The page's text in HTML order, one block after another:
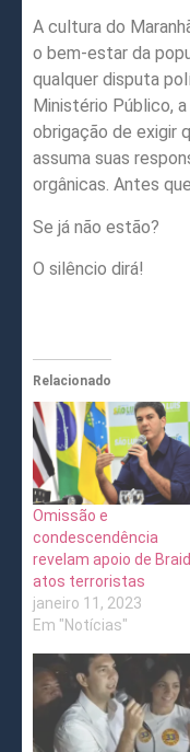
A cultura do
o bem-estar da
qualquer disputa
Ministério Público,
obrigação de exigir
assuma suas
orgânicas. Antes
Se já não estão?
O silêncio dirá!
Relacionado
Omissão e
condescendência
revelam apoio de
atos terroristas
janeiro 11, 2023
Em "Notícias"